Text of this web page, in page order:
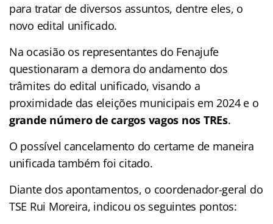
para tratar de diversos assuntos, dentre eles, o
novo edital unificado.
Na ocasião os representantes do Fenajufe
questionaram a demora do andamento dos
trâmites do edital unificado, visando a
proximidade das eleições municipais em 2024 e o
grande número de cargos vagos nos TREs.
O possível cancelamento do certame de maneira
unificada também foi citado.
Diante dos apontamentos, o coordenador-geral do
TSE Rui Moreira, indicou os seguintes pontos: